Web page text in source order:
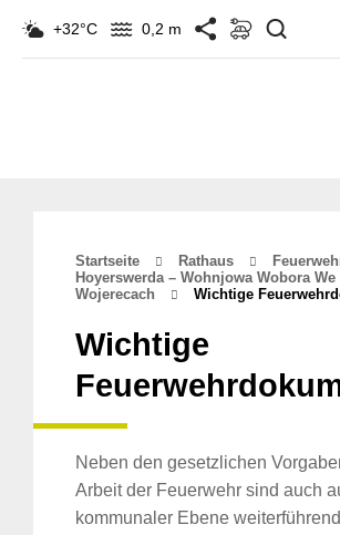
+32°C 0,2 m
Startseite Rathaus
Hoyerswerda – Wohnjowa Wobora We
Wojerecach
Wichtige
Wichtige
Neben den gesetzlichen
Arbeit der Feuerwehr sind auch
kommunaler Ebene